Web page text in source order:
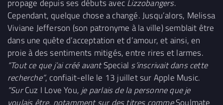
propage depuis ses débuts avec Lizzobangers.
Cependant, quelque chose a changé. Jusqu’alors, Melissa
Viviane Jefferson (son patronyme à la ville) semblait être
dans une quête d’acceptation et d’amour, et ainsi, en
proie à des sentiments mitigés, entre rires et larmes.
“Tout ce que j’ai créé avantSpecial s’inscrivait dans cette
recherche”, confiait-elle le 13 juillet sur Apple Music.
”SurCuz I Love You, je parlais de la personne que je
voulais être, notamment sur des titres commeSoulmate